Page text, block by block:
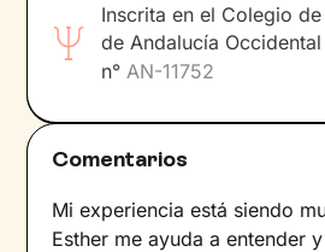
Idiomas
Inscrita en el Colegio
de Andalucía Occidental
n° AN-11752
Comentarios
Mi experiencia está siendo
Esther me ayuda a entender